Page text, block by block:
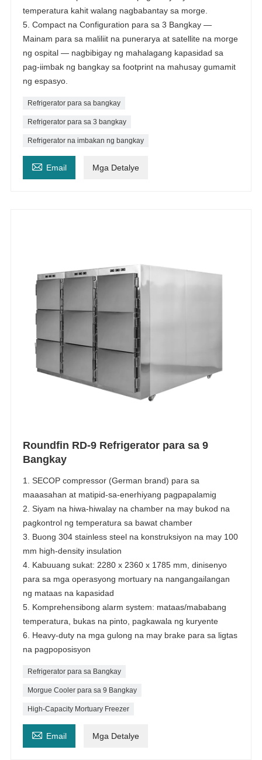
temperatura kahit walang nagbabantay sa morge.
5. Compact na Configuration para sa 3 Bangkay —
Mainam para sa maliliit na punerarya at satellite na morge
ng ospital — nagbibigay ng mahalagang kapasidad sa
pag-iimbak ng bangkay sa footprint na mahusay gumamit
ng espasyo.
Refrigerator para sa bangkay
Refrigerator para sa 3 bangkay
Refrigerator na imbakan ng bangkay
 Email Mga Detalye
Roundfin RD-9 Refrigerator para sa 9
Bangkay
1. SECOP compressor (German brand) para sa
maaasahan at matipid-sa-enerhiyang pagpapalamig
2. Siyam na hiwa-hiwalay na chamber na may bukod na
pagkontrol ng temperatura sa bawat chamber
3. Buong 304 stainless steel na konstruksiyon na may 100
mm high-density insulation
4. Kabuuang sukat: 2280 x 2360 x 1785 mm, dinisenyo
para sa mga operasyong mortuary na nangangailangan
ng mataas na kapasidad
5. Komprehensibong alarm system: mataas/mababang
temperatura, bukas na pinto, pagkawala ng kuryente
6. Heavy-duty na mga gulong na may brake para sa ligtas
na pagpoposisyon
Refrigerator para sa Bangkay
Morgue Cooler para sa 9 Bangkay
High-Capacity Mortuary Freezer
 Email Mga Detalye